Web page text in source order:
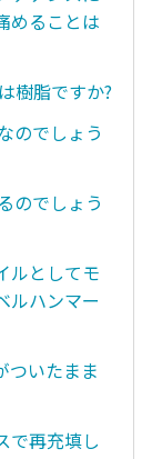
めることは
樹脂ですか?
のでしょう
のでしょう
ルとしてモ
ルハンマー
ついたまま
で再充填し